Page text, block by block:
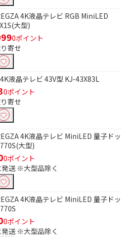
4K液晶テレビ RGB MiniLED
大型)
0ポイント
寄せ
4K液晶テレビ 43V型 KJ-43X83L
0ポイント
寄せ
4K液晶テレビ MiniLED 量子ドッ
大型)
0ポイント
送 ※大型品除く
4K液晶テレビ MiniLED 量子ドッ
0ポイント
送 ※大型品除く